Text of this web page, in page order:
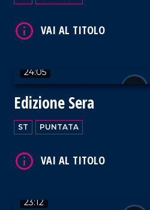
24:05
Edizione Sera
ST PUNTATA
23:12
VAI AL TITOLO
VAI AL TITOLO